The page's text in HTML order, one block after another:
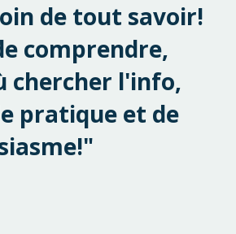
de tout savoir!
comprendre,
chercher l'info,
pratique et de